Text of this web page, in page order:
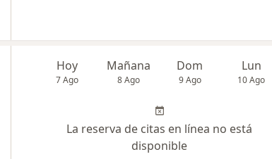
Hoy
7 Ago
Mañana
8 Ago
Dom
9 Ago
Lun
10 Ago
La reserva de citas en línea no está
disponible